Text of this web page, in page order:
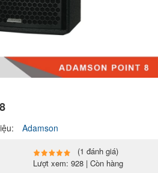
Adamson
(1 đánh giá)
Lượt xem: 928 | Còn hàng